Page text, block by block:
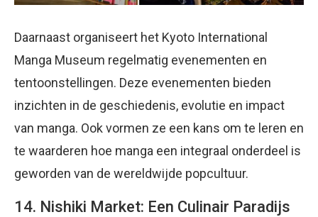
Daarnaast organiseert het Kyoto International
Manga Museum regelmatig evenementen en
tentoonstellingen. Deze evenementen bieden
inzichten in de geschiedenis, evolutie en impact
van manga. Ook vormen ze een kans om te leren en
te waarderen hoe manga een integraal onderdeel is
geworden van de wereldwijde popcultuur.
14. Nishiki Market: Een Culinair Paradijs